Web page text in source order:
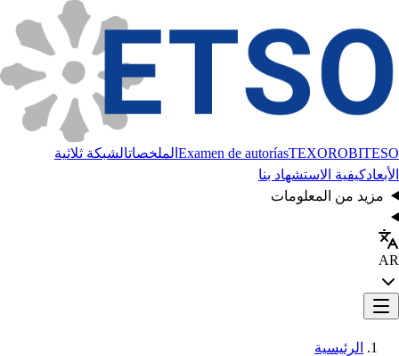
Examen de autoríasTEXOROBITESO الملخصاتالشبكة ثلاثية
الأبعادكيفية الاستشهاد بنا
مزيد من المعلومات
AR
الرئيسية